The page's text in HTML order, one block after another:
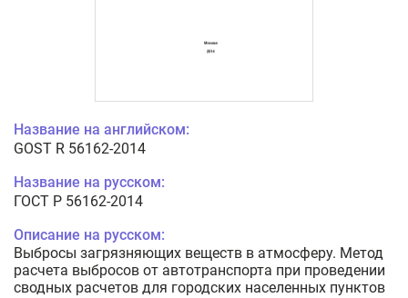
Название на английском:
GOST R 56162-2014
Название на русском:
ГОСТ Р 56162-2014
Описание на русском:
Выбросы загрязняющих веществ в атмосферу. Метод
расчета выбросов от автотранспорта при проведении
сводных расчетов для городских населенных пунктов